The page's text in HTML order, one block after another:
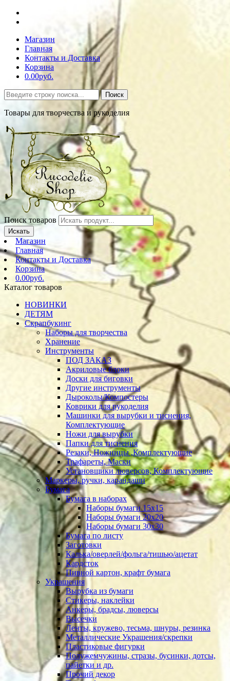
Магазин
Главная
Контакты и Доставка
Корзина
0.00руб.
Поиск
Товары для творчества и рукоделия
Поиск товаров
Искать
Магазин
Главная
Контакты и Доставка
Корзина
0.00руб.
Каталог товаров
НОВИНКИ
ДЕТЯМ
Скрапбукинг
Наборы для творчества
Хранение
Инструменты
ПОД ЗАКАЗ
Акриловые блоки
Доски для биговки
Другие инструменты
Дыроколы/Компостеры
Коврики для рукоделия
Машинки для вырубки и тиснения,
Комплектующие
Ножи для вырубки
Папки для тиснения
Резаки, Ножницы ,Комплектующие
Трафареты, Маски
Установщики люверсов, Комплектующие
Маркеры, ручки, карандаши
Бумага
Бумага в наборах
Наборы бумаги 15х15
Наборы бумаги 20х20
Наборы бумаги 30х30
Бумага по листу
Заготовки
Калька/оверлей/фольга/тишью/ацетат
Кардсток
Пивной картон, крафт бумага
Украшения
Вырубка из бумаги
Стикеры, наклейки
Анкеры, брадсы, люверсы
Высечки
Ленты, кружево, тесьма, шнуры, резинка
Металлические Украшения/скрепки
Пластиковые фигурки
Полужемчужины, стразы, бусинки, дотсы,
пайетки и др.
Прочий декор